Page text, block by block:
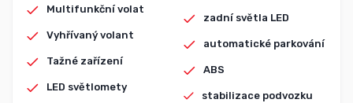
Multifunkční volat
Vyhřívaný volant
Tažné zařízení
LED světlomety
zadní světla LED
automatické parkování
ABS
stabilizace podvozku